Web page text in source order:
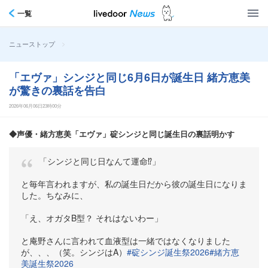
一覧
ニューストップ >
「エヴァ」シンジと同じ6月6日が誕生日 緒方恵美
が驚きの裏話を告白
2026年06月06日23時00分
◆声優・緒方恵美「エヴァ」碇シンジと同じ誕生日の裏話明かす
「シンジと同じ日なんて運命⁉️」
と毎年言われますが、私の誕生日だから彼の誕生日になりま
した。ちなみに、
「え、オガタB型？ それはないわー」
と庵野さんに言われて血液型は一緒ではなくなりました
が、、、（笑。シンジはA） #碇シンジ誕生祭2026#緒方恵
美誕生祭2026